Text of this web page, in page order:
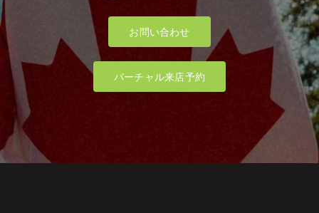
お問い合わせ
バーチャル来店予約